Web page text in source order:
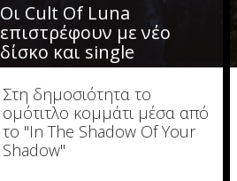
Οι Cult Of Luna
επιστρέφουν με νέο
δίσκο και single
Στη δημοσιότητα το
ομότιτλο κομμάτι μέσα από
το "In The Shadow Of Your
Shadow"